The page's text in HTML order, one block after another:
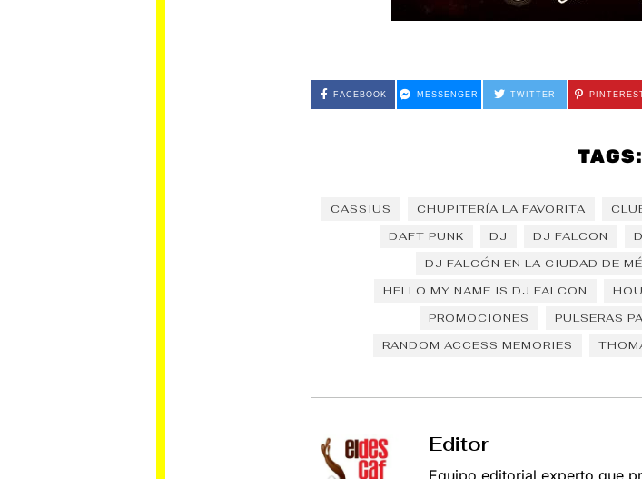
FACEBOOK MESSENGER TWITTER
TAGS:
CASSIUS CHUPITERÍA LA FAVORITA
DAFT PUNK
DJ DJ FALCON
DJ FALCÓN EN LA CIUDAD DE
HELLO MY NAME IS DJ FALCON
PROMOCIONES
PULSERAS
RANDOM ACCESS MEMORIES
Editor
Equipo editorial experto que